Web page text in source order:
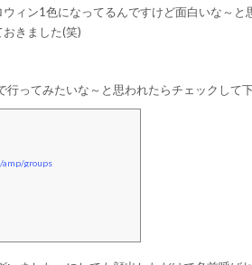
。個人的にここは落ち着い
タバタなのが通常運転なの
『サマーフルーツフル アフ
ィン1色になってるんですけど面白いな～と
おきました(笑)
ってみたいな～と思われたらチェックして下
groups